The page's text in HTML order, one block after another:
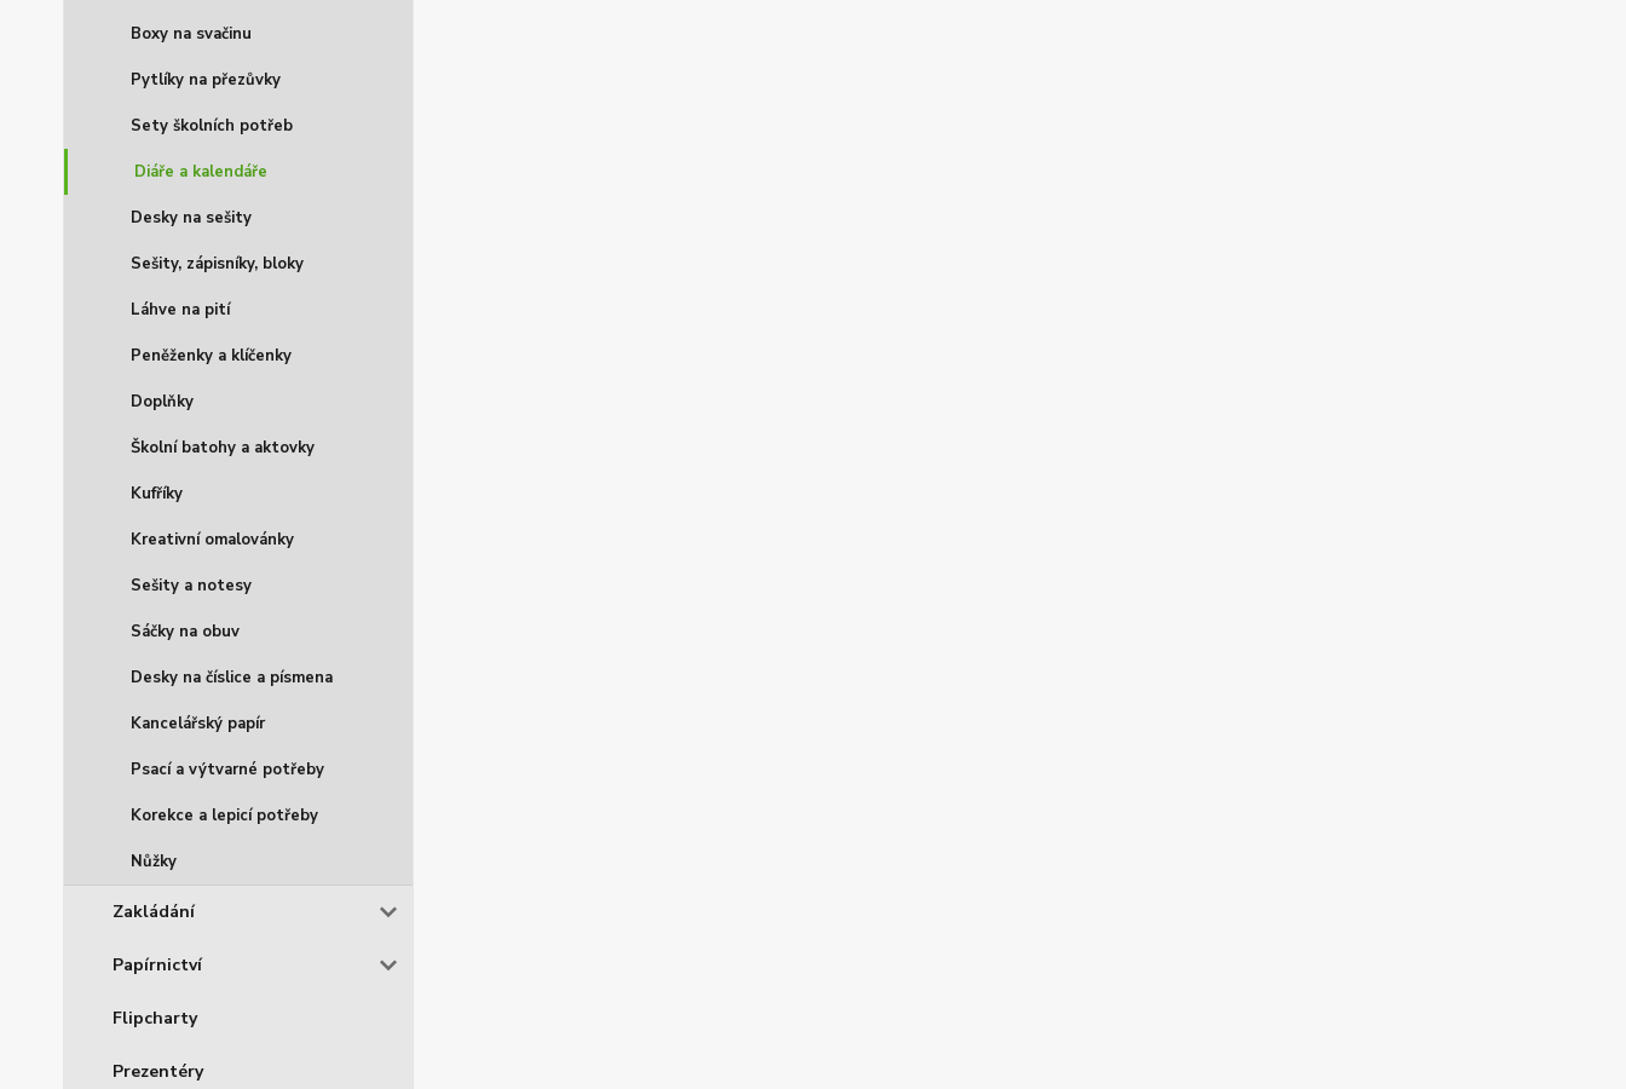
Boxy na svačinu
Pytlíky na přezůvky
Sety školních potřeb
Diáře a kalendáře
Desky na sešity
Sešity, zápisníky, bloky
Láhve na pití
Peněženky a klíčenky
Doplňky
Školní batohy a aktovky
Kufříky
Kreativní omalovánky
Sešity a notesy
Sáčky na obuv
Desky na číslice a písmena
Kancelářský papír
Psací a výtvarné potřeby
Korekce a lepicí potřeby
Nůžky
Zakládání
Papírnictví
Flipcharty
Prezentéry